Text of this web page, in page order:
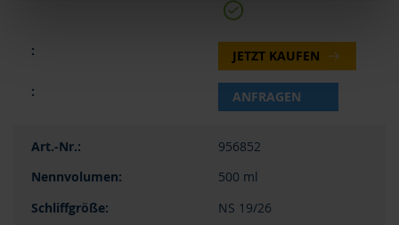
JETZT KAUFEN
ANFRAGEN
956852
500 ml
NS 19/26